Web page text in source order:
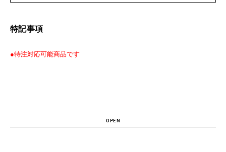
特記事項
●特注対応可能商品です
OPEN